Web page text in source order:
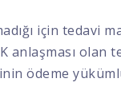
için tedavi
anlaşması olan
ödeme